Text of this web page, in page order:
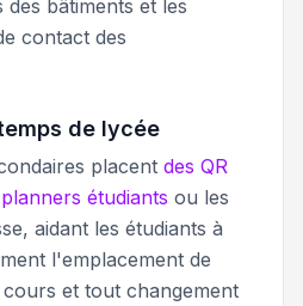
des bâtiments et les
contact des
de lycée
placent des QR
étudiants ou les
aidant les étudiants à
l'emplacement de
et tout changement